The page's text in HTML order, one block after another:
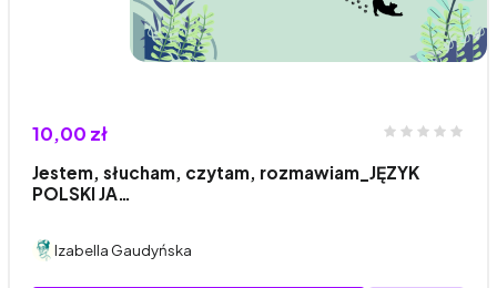
10,00 zł
Jestem, słucham, czytam, rozmawiam_JĘZYK
POLSKI JA…
Izabella Gaudyńska